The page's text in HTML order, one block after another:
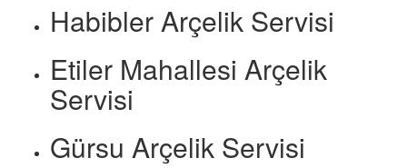
Habibler Arçelik Servisi
Etiler Mahallesi Arçelik
Servisi
Gürsu Arçelik Servisi